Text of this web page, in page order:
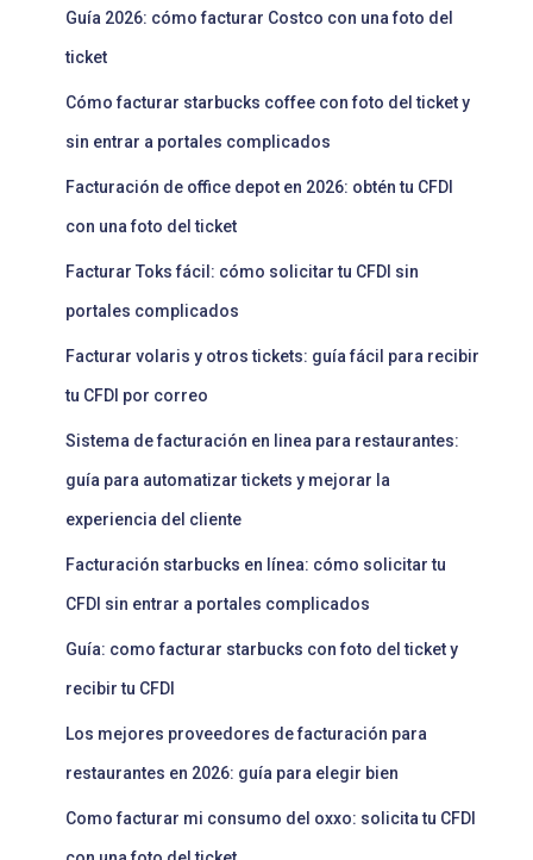
Guía 2026: cómo facturar Costco con una foto del
ticket
Cómo facturar starbucks coffee con foto del ticket y
sin entrar a portales complicados
Facturación de office depot en 2026: obtén tu CFDI
con una foto del ticket
Facturar Toks fácil: cómo solicitar tu CFDI sin
portales complicados
Facturar volaris y otros tickets: guía fácil para recibir
tu CFDI por correo
Sistema de facturación en linea para restaurantes:
guía para automatizar tickets y mejorar la
experiencia del cliente
Facturación starbucks en línea: cómo solicitar tu
CFDI sin entrar a portales complicados
Guía: como facturar starbucks con foto del ticket y
recibir tu CFDI
Los mejores proveedores de facturación para
restaurantes en 2026: guía para elegir bien
Como facturar mi consumo del oxxo: solicita tu CFDI